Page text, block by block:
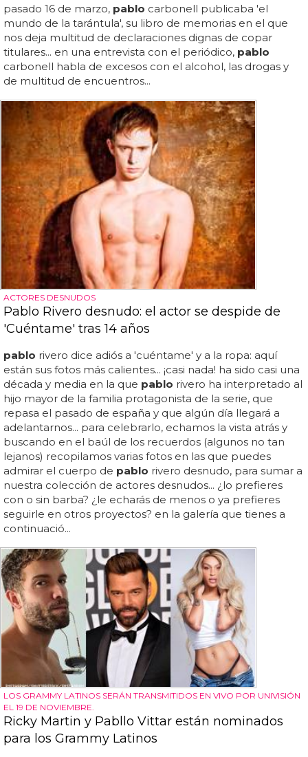
pasado 16 de marzo, pablo carbonell publicaba 'el
mundo de la tarántula', su libro de memorias en el que
nos deja multitud de declaraciones dignas de copar
titulares... en una entrevista con el periódico, pablo
carbonell habla de excesos con el alcohol, las drogas y
de multitud de encuentros...
ACTORES DESNUDOS
Pablo Rivero desnudo: el actor se despide de
'Cuéntame' tras 14 años
pablo rivero dice adiós a 'cuéntame' y a la ropa: aquí
están sus fotos más calientes... ¡casi nada! ha sido casi una
década y media en la que pablo rivero ha interpretado al
hijo mayor de la familia protagonista de la serie, que
repasa el pasado de españa y que algún día llegará a
adelantarnos... para celebrarlo, echamos la vista atrás y
buscando en el baúl de los recuerdos (algunos no tan
lejanos) recopilamos varias fotos en las que puedes
admirar el cuerpo de pablo rivero desnudo, para sumar a
nuestra colección de actores desnudos... ¿lo prefieres
con o sin barba? ¿le echarás de menos o ya prefieres
seguirle en otros proyectos? en la galería que tienes a
continuació...
LOS GRAMMY LATINOS SERÁN TRANSMITIDOS EN VIVO POR UNIVISIÓN
EL 19 DE NOVIEMBRE.
Ricky Martin y Pabllo Vittar están nominados
para los Grammy Latinos